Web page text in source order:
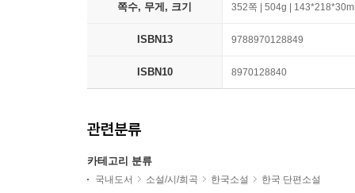
쪽수, 무게, 크기 352쪽 | 504g |
ISBN13 9788970128849
ISBN10 8970128840
관련분류
카테고리 분류
국내도서 소설/시/희곡 한국소설 한국 단편소설